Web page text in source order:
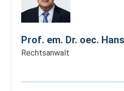
Prof. em. Dr. oec.
Rechtsanwalt